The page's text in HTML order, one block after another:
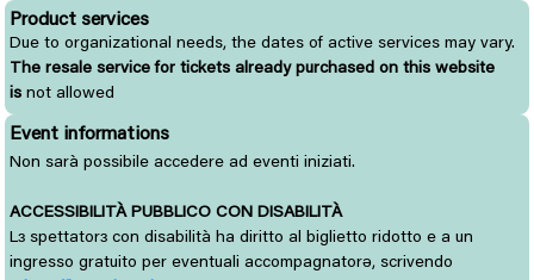
Product services
Due to organizational needs, the dates of active services may vary.
The resale service for tickets already purchased on this website
is not allowed
Event informations
Non sarà possibile accedere ad eventi iniziati.
ACCESSIBILITÀ PUBBLICO CON DISABILITÀ
L ɜ spettatorɜ con disabilità ha diritto al biglietto ridotto e a un
ingresso gratuito per eventuali accompagnatorə, scrivendo